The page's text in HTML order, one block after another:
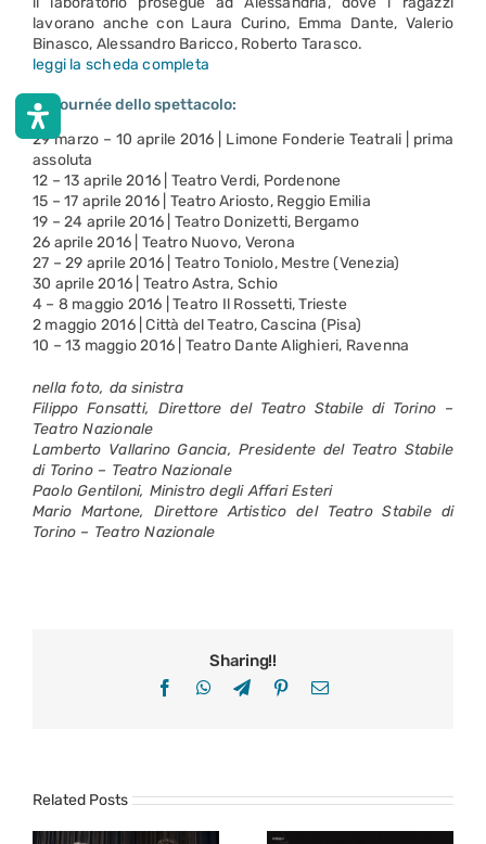
lavorano anche con Laura Curino, Emma Dante, Valerio
Binasco, Alessandro Baricco, Roberto Tarasco.
leggi la scheda completa
La tournée dello spettacolo:
29 marzo – 10 aprile 2016 | Limone Fonderie Teatrali | prima
assoluta
12 – 13 aprile 2016 | Teatro Verdi, Pordenone
15 – 17 aprile 2016 | Teatro Ariosto, Reggio Emilia
19 – 24 aprile 2016 | Teatro Donizetti, Bergamo
26 aprile 2016 | Teatro Nuovo, Verona
27 – 29 aprile 2016 | Teatro Toniolo, Mestre (Venezia)
30 aprile 2016 | Teatro Astra, Schio
4 – 8 maggio 2016 | Teatro Il Rossetti, Trieste
2 maggio 2016 | Città del Teatro, Cascina (Pisa)
10 – 13 maggio 2016 | Teatro Dante Alighieri, Ravenna
nella foto, da sinistra
Filippo Fonsatti, Direttore del Teatro Stabile di Torino –
Teatro Nazionale
Lamberto Vallarino Gancia, Presidente del Teatro Stabile
di Torino – Teatro Nazionale
Paolo Gentiloni, Ministro degli Affari Esteri
Mario Martone, Direttore Artistico del Teatro Stabile di
Torino – Teatro Nazionale
Sharing!!
FacebookWhatsApp
TelegramPinterestEmail
Related Posts